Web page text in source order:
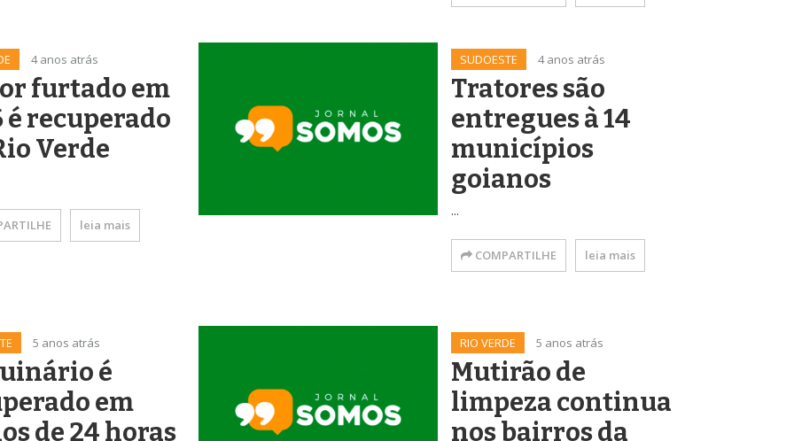
4 anos atrás
furtado em
é recuperado
Verde
leia mais
SUDOESTE 4 anos atrás
Tratores são
entregues à 14
municípios
goianos
...
COMPARTILHE leia mais
5 anos atrás
é
em
de 24 horas
RIO VERDE 5 anos atrás
Mutirão de
limpeza continua
nos bairros da